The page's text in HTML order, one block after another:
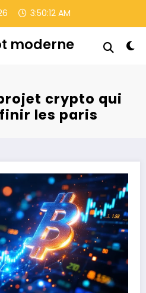
3:50:13 AM
moderne
crypto qui
les paris